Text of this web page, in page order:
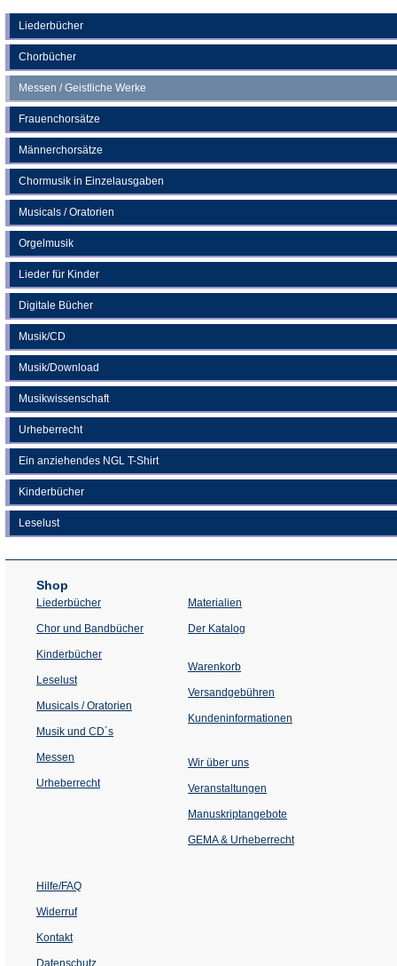
Liederbücher
Chorbücher
Messen / Geistliche Werke
Frauenchorsätze
Männerchorsätze
Chormusik in Einzelausgaben
Musicals / Oratorien
Orgelmusik
Lieder für Kinder
Digitale Bücher
Musik/CD
Musik/Download
Musikwissenschaft
Urheberrecht
Ein anziehendes NGL T-Shirt
Kinderbücher
Leselust
Shop
Liederbücher
Chor und Bandbücher
Kinderbücher
Leselust
Musicals / Oratorien
Musik und CD´s
Messen
Urheberrecht
Materialien
Der Katalog
Warenkorb
Versandgebühren
Kundeninformationen
Wir über uns
Veranstaltungen
einem
Tab)
Manuskriptangebote
GEMA & Urheberrecht
Hilfe/FAQ
Widerruf
Kontakt
Datenschutz